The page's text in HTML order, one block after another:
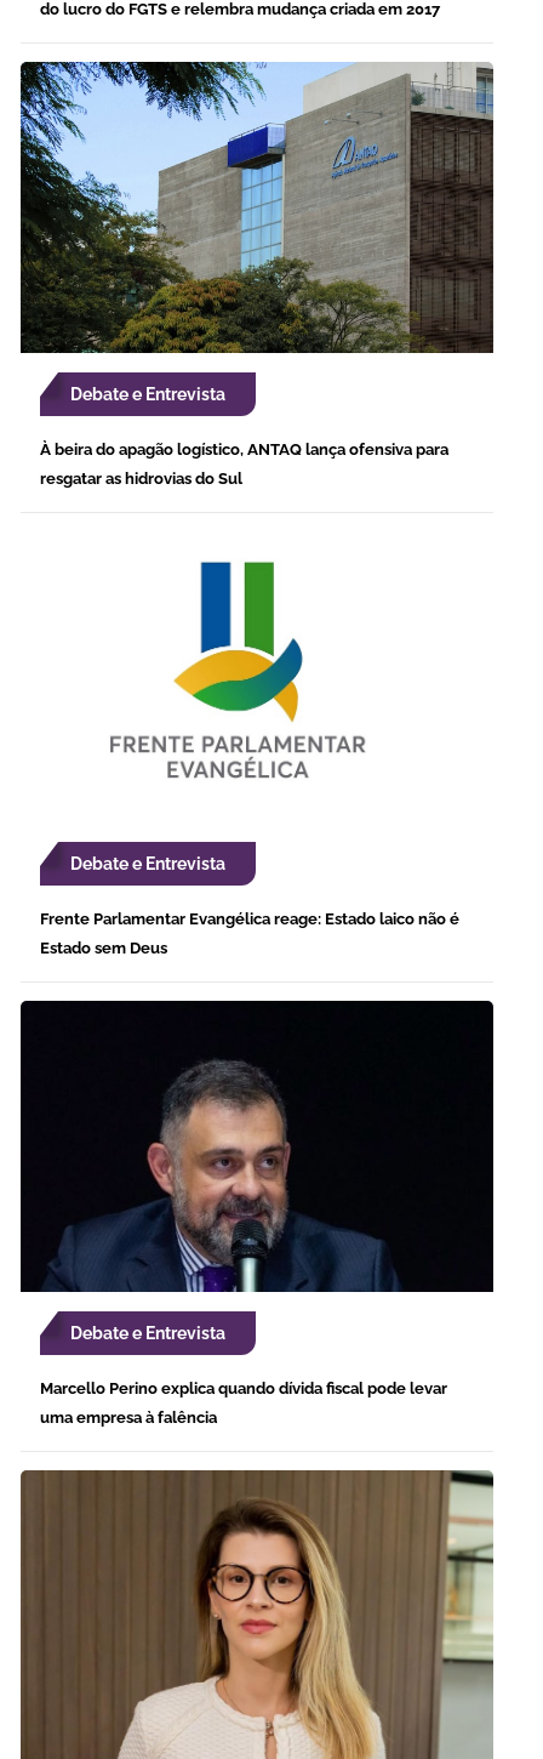
do lucro do FGTS e relembra mudança criada em 2017
Debate e Entrevista
À beira do apagão logístico, ANTAQ lança ofensiva para
resgatar as hidrovias do Sul
Debate e Entrevista
Frente Parlamentar Evangélica reage: Estado laico não é
Estado sem Deus
Debate e Entrevista
Marcello Perino explica quando dívida fiscal pode levar
uma empresa à falência